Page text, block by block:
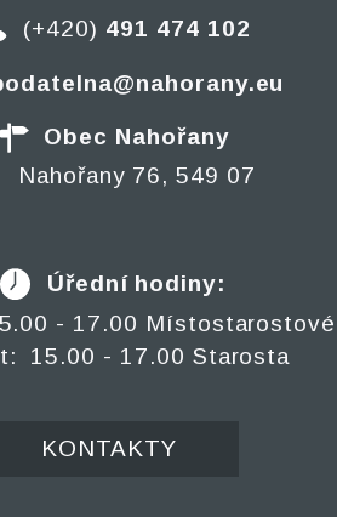
(+420) 491 474 102
Obec Nahořany
Nahořany 76, 549 07
Úřední hodiny:
- 17.00 Místostarostové
15.00 - 17.00 Starosta
KONTAKTY